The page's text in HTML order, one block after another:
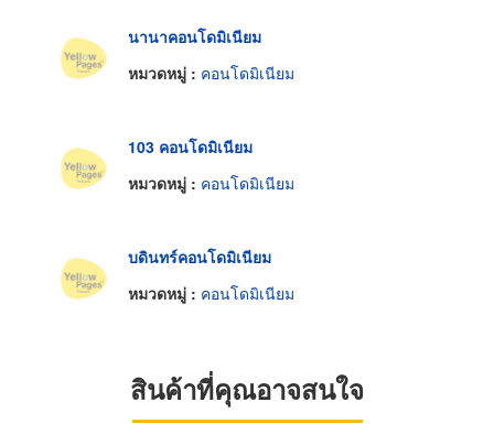
นานาคอนโดมิเนียม
หมวดหมู่ : คอนโดมิเนียม
103 คอนโดมิเนียม
หมวดหมู่ : คอนโดมิเนียม
บดินทร์คอนโดมิเนียม
หมวดหมู่ : คอนโดมิเนียม
สินค้าที่คุณอาจสนใจ